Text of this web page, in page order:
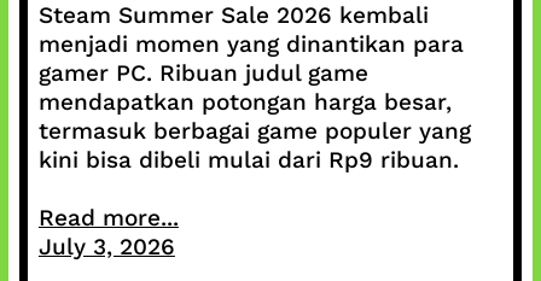
Steam Summer Sale 2026 kembali
menjadi momen yang dinantikan para
gamer PC. Ribuan judul game
mendapatkan potongan harga besar,
termasuk berbagai game populer yang
kini bisa dibeli mulai dari Rp9 ribuan.
Read more...
July 3, 2026